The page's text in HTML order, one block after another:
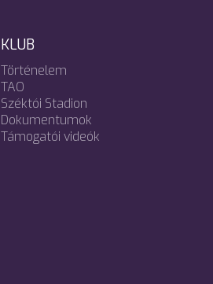
KLUB
Történelem
TAO
Széktói Stadion
Dokumentumok
Támogatói videók